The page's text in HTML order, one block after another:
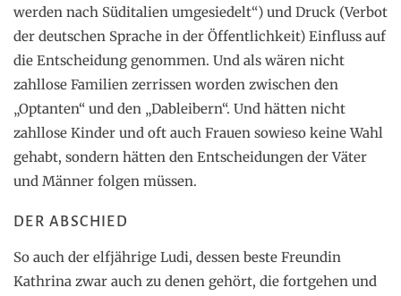
werden nach Süditalien umgesiedelt“) und Druck (Verbot
der deutschen Sprache in der Öffentlichkeit) Einfluss auf
die Entscheidung genommen. Und als wären nicht
zahllose Familien zerrissen worden zwischen den
„Optanten“ und den „Dableibern“. Und hätten nicht
zahllose Kinder und oft auch Frauen sowieso keine Wahl
gehabt, sondern hätten den Entscheidungen der Väter
und Männer folgen müssen.
DER ABSCHIED
So auch der elfjährige Ludi, dessen beste Freundin
Kathrina zwar auch zu denen gehört, die fortgehen und